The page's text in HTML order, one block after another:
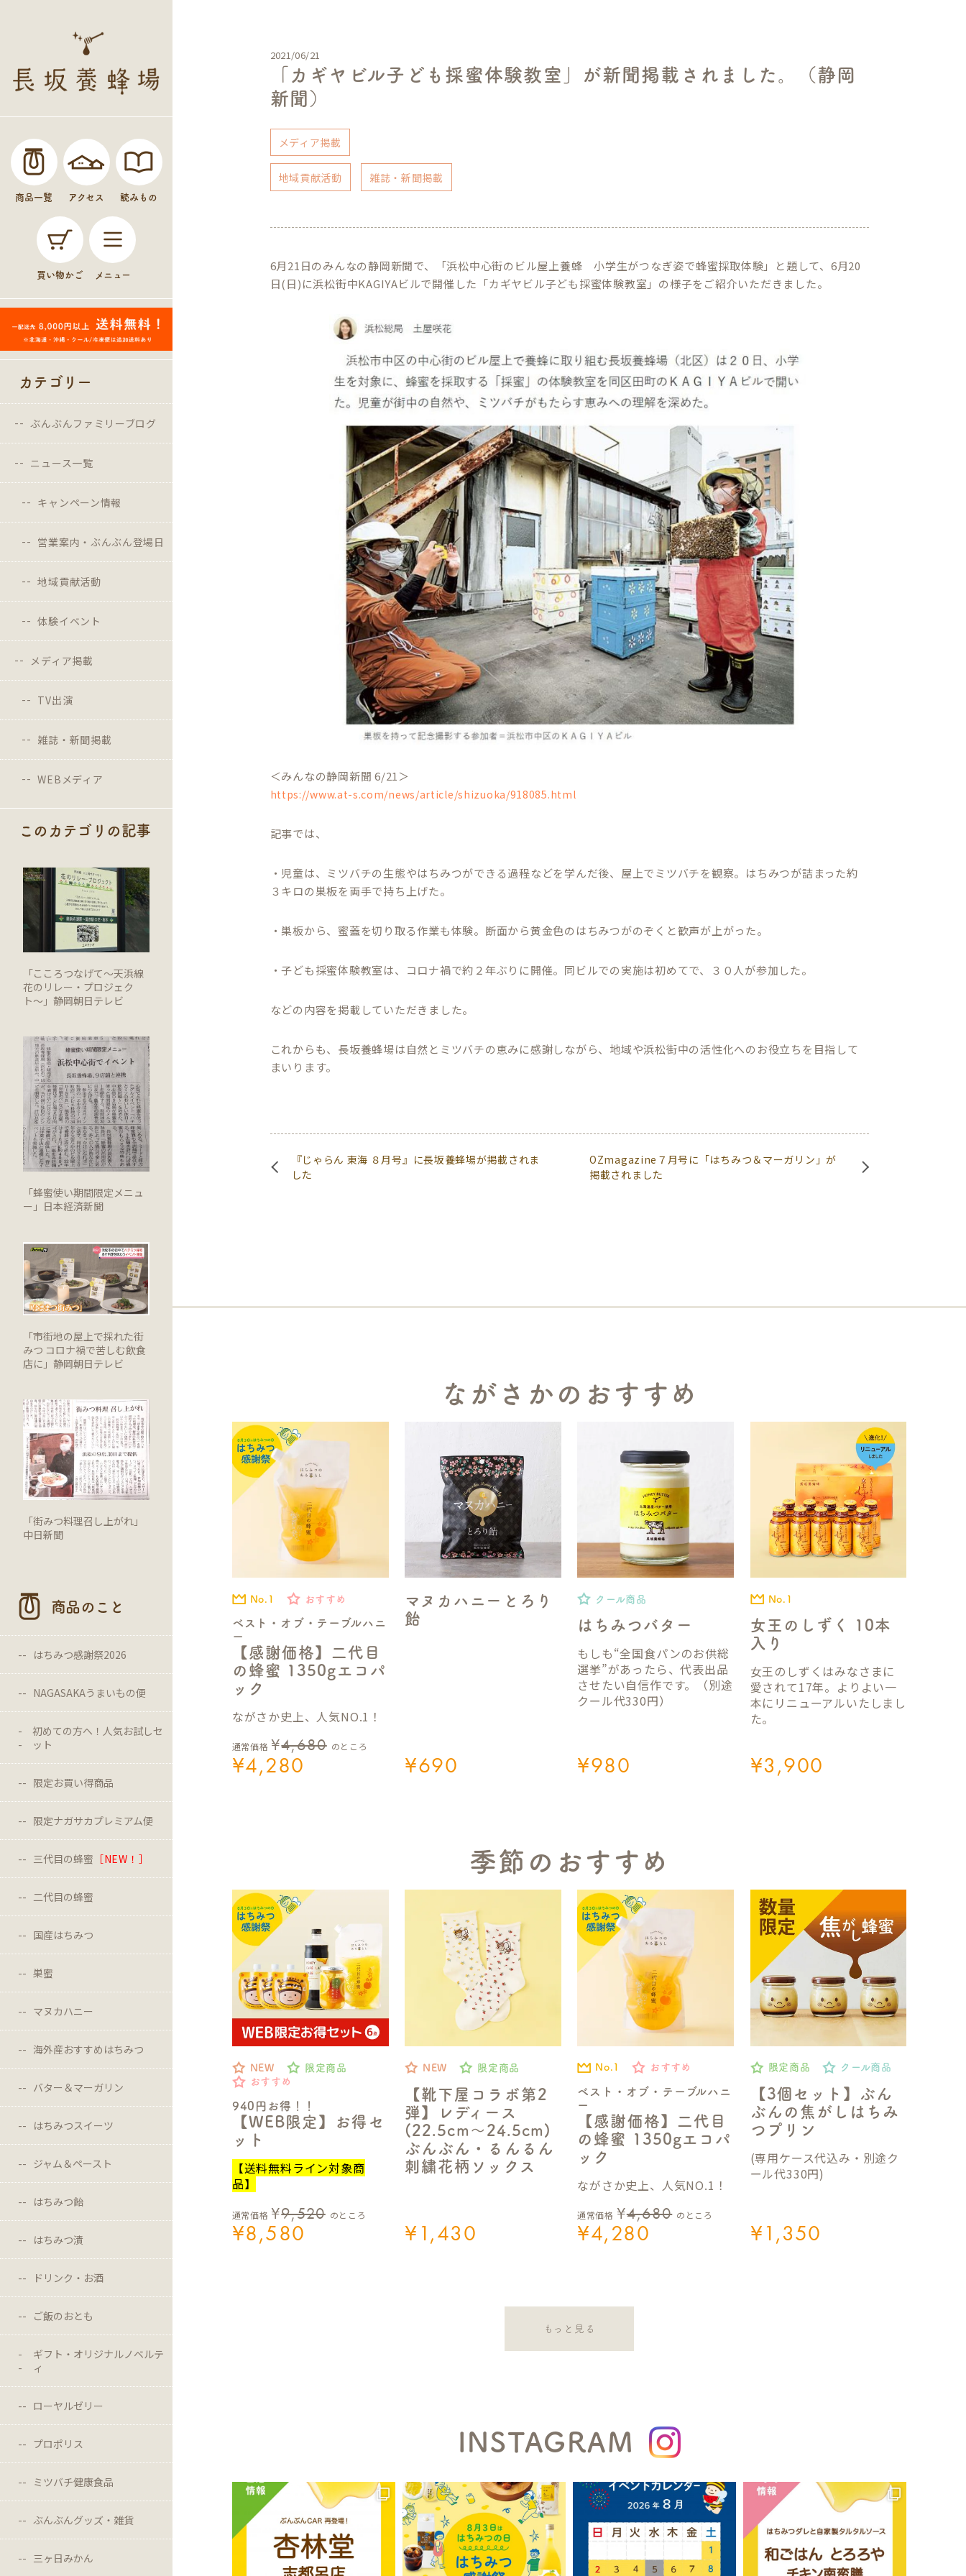
商品一覧 アクセス 読みもの
買い物かご メニュー
カテゴリー
ぶんぶんファミリーブログ
ニュース一覧
キャンペーン情報
営業案内・ぶんぶん登場日
地域貢献活動
体験イベント
メディア掲載
TV出演
雑誌・新聞掲載
WEBメディア
このカテゴリの記事
「こころつなげて〜天浜線
花のリレー・プロジェク
ト〜」静岡朝日テレビ
「蜂蜜使い期間限定メニュ
ー」日本経済新聞
「市街地の屋上で採れた街
みつ コロナ禍で苦しむ飲食
店に」静岡朝日テレビ
「街みつ料理召し上がれ」
中日新聞
商品のこと
はちみつ感謝祭2026
NAGASAKAうまいもの便
初めての方へ！人気お試しセ
ット
限定お買い得商品
限定ナガサカプレミアム便
三代目の蜂蜜 ［NEW！］
二代目の蜂蜜
国産はちみつ
巣蜜
マヌカハニー
海外産おすすめはちみつ
バター＆マーガリン
はちみつスイーツ
ジャム＆ペースト
はちみつ飴
はちみつ漬
ドリンク・お酒
ご飯のおとも
ギフト・オリジナルノベルテ
ィ
ローヤルゼリー
プロポリス
ミツバチ健康食品
ぶんぶんグッズ・雑貨
三ヶ日みかん
2021/06/21
「カギヤビル子ども採蜜体験教室」が新聞掲載されました。（静岡
新聞）
メディア掲載
地域貢献活動 雑誌・新聞掲載
6月21日のみんなの静岡新聞で、「浜松中心街のビル屋上養蜂 小学生がつなぎ姿で蜂蜜採取体験」と題して、6月20
日(日)に浜松街中KAGIYAビルで開催した「カギヤビル子ども採蜜体験教室」の様子をご紹介いただきました。
＜みんなの静岡新聞 6/21＞
https://www.at-s.com/news/article/shizuoka/918085.html
記事では、
・児童は、ミツバチの生態やはちみつができる過程などを学んだ後、屋上でミツバチを観察。はちみつが詰まった約
３キロの巣板を両手で持ち上げた。
・巣板から、蜜蓋を切り取る作業も体験。断面から黄金色のはちみつがのぞくと歓声が上がった。
・子ども採蜜体験教室は、コロナ禍で約２年ぶりに開催。同ビルでの実施は初めてで、３０人が参加した。
などの内容を掲載していただきました。
これからも、長坂養蜂場は自然とミツバチの恵みに感謝しながら、地域や浜松街中の活性化へのお役立ちを目指して
まいります。
『じゃらん 東海 ８月号』に長坂養蜂場が掲載されま
した
OZmagazine７月号に「はちみつ＆マーガリン」が
掲載されました
ながさかのおすすめ
ベスト・オブ・テーブルハニ
ー
【感謝価格】二代目
の蜂蜜 1350gエコパ
ック
No.1 おすすめ
通常価格 ¥4,680 のところ
¥4,280
ながさか史上、人気NO.1！
マヌカハニーとろり
飴
¥690
はちみつバター
クール商品
¥980
もしも“全国食パンのお供総
選挙”があったら、代表出品
させたい自信作です。（別途
クール代330円）
女王のしずく 10本
入り
No.1
¥3,900
女王のしずくはみなさまに
愛されて17年。よりよい一
本にリニューアルいたしまし
た。
季節のおすすめ
940円お得！！
【WEB限定】お得セ
ット
NEW
限定商品
おすすめ
通常価格 ¥9,520 のところ
¥8,580
【送料無料ライン対象商
品】
【靴下屋コラボ第2
弾】レディース
(22.5cm～24.5cm)
ぶんぶん・るんるん
刺繍花柄ソックス
NEW 限定商品
¥1,430
ベスト・オブ・テーブルハニ
ー
【感謝価格】二代目
の蜂蜜 1350gエコパ
ック
No.1 おすすめ
通常価格 ¥4,680 のところ
¥4,280
ながさか史上、人気NO.1！
【3個セット】ぶん
ぶんの焦がしはちみ
つプリン
限定商品 クール商品
¥1,350
(専用ケース代込み・別途ク
ール代330円)
もっと見る
INSTAGRAM